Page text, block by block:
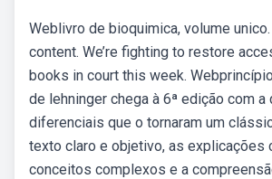
Weblivro de bioquimica, volume
content. We’re fighting to restore
books in court this week.
de lehninger chega à 6ª edição com a
diferenciais que o tornaram um
texto claro e objetivo, as explicações
conceitos complexos e a